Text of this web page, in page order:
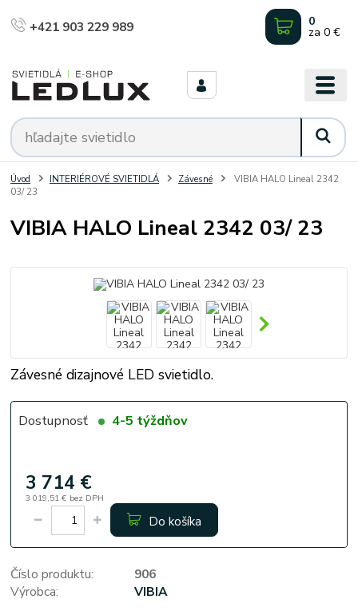
+421 903 229 989 0
za 0 €
Úvod INTERIÉROVÉ SVIETIDLÁ Závesné
VIBIA HALO Lineal 2342
03/ 23
VIBIA HALO Lineal 2342 03/ 23
Závesné dizajnové LED svietidlo.
Dostupnosť 4-5 týždňov
3 714 €
3 019,51 € bez DPH
Do košíka
Číslo produktu:
906
Výrobca:
VIBIA